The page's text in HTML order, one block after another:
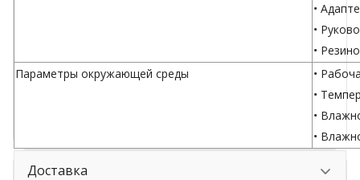
•
•
•
Параметры окружающей среды
•
•
•
•
Доставка